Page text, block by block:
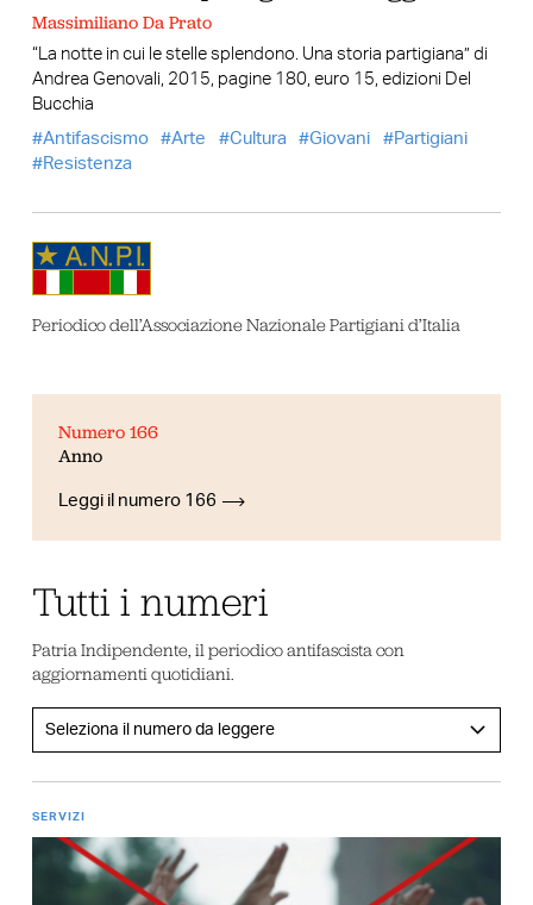
Massimiliano Da Prato
“La notte in cui le stelle splendono. Una storia partigiana” di
Andrea Genovali, 2015, pagine 180, euro 15, edizioni Del
Bucchia
Antifascismo
Arte Cultura Giovani
Partigiani
Resistenza
Periodico dell’Associazione Nazionale Partigiani d’Italia
Numero 166
Anno
Leggi il numero 166
Tutti i numeri
Patria Indipendente, il periodico antifascista con
aggiornamenti quotidiani.
SERVIZI